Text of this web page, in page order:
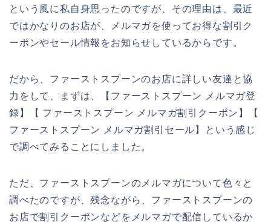
という風に私自身思ったのですが、その理由は、最近
ではかなりのお店が、メルマガを使ってお得な割引ク
ーポンやセール情報をお知らせしているからです。
だから、ファーストスプーンのお店に詳しい友達と協
力をして、まずは、【ファーストスプーン メルマガ登
録】【 ファーストスプーン メルマガ割引クーポン】【
ファーストスプーン メルマガ割引セール】という感じ
で調べてみることにしました。
ただ、ファーストスプーンのメルマガについて色々と
調べたのですが、残念ながら、ファーストスプーンの
お店で割引クーポンなどをメルマガで配信しているか